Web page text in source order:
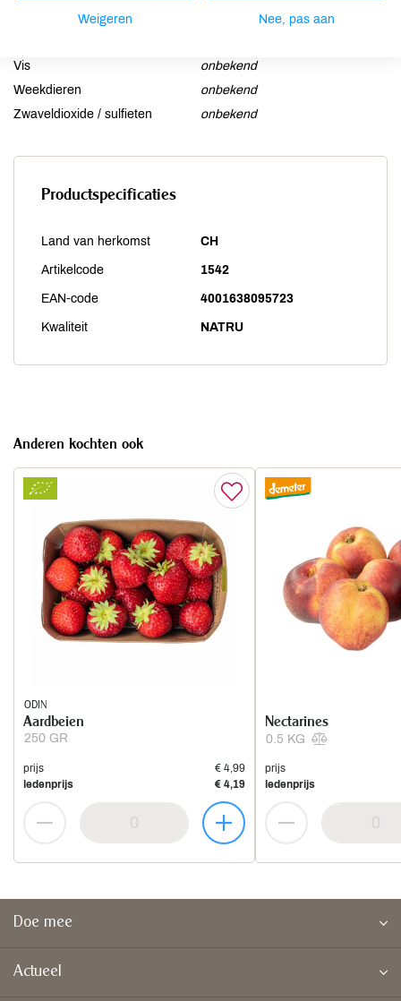
Vis
onbekend
Weekdieren
onbekend
Zwaveldioxide / sulfieten
onbekend
Productspecificaties
Land van herkomst CH
Artikelcode 1542
EAN-code 4001638095723
Kwaliteit NATRU
Anderen kochten ook
ODIN
250 GR
Aardbeien
prijs
€ 4,99
ledenprijs
€ 4,19
0.5 KG
Nectarines
prijs
ledenprijs
Doe mee
Actueel
Weigeren Nee, pas aan